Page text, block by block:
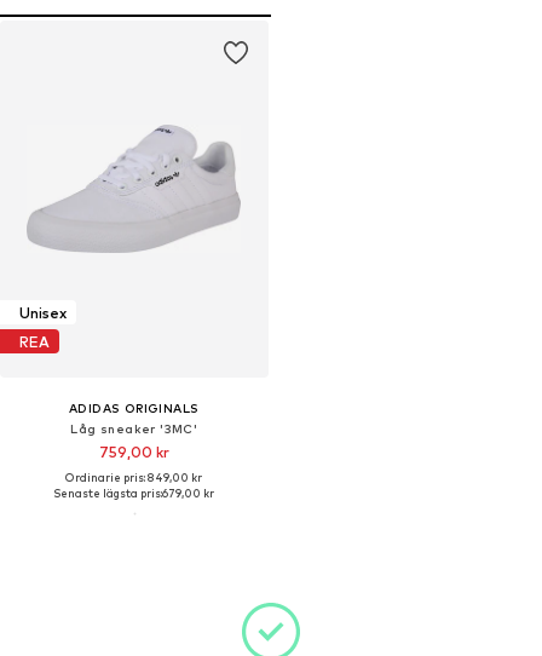
Unisex
REA
ADIDAS ORIGINALS
Låg sneaker '3MC'
759,00 kr
Ordinarie pris: 849,00 kr
Senaste lägsta pris:679,00 kr